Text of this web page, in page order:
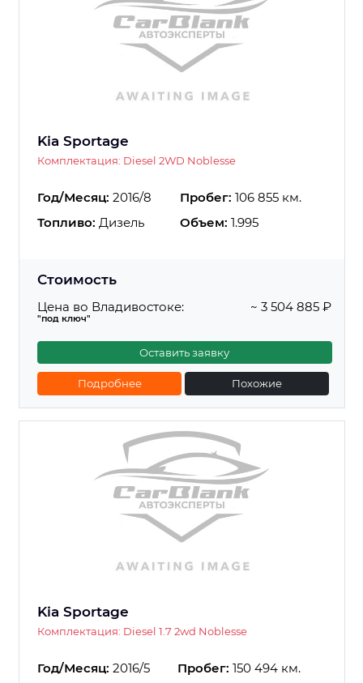
Kia Sportage
Комплектация: Diesel 2WD Noblesse
Год/Месяц: 2016/8 Пробег: 106 855 км.
Топливо: Дизель Объем: 1.995
Стоимость
Цена во Владивостоке:
"под ключ"
~ 3 504 885 ₽
Оставить заявку
Подробнее Похожие
Kia Sportage
Комплектация: Diesel 1.7 2wd Noblesse
Год/Месяц: 2016/5 Пробег: 150 494 км.